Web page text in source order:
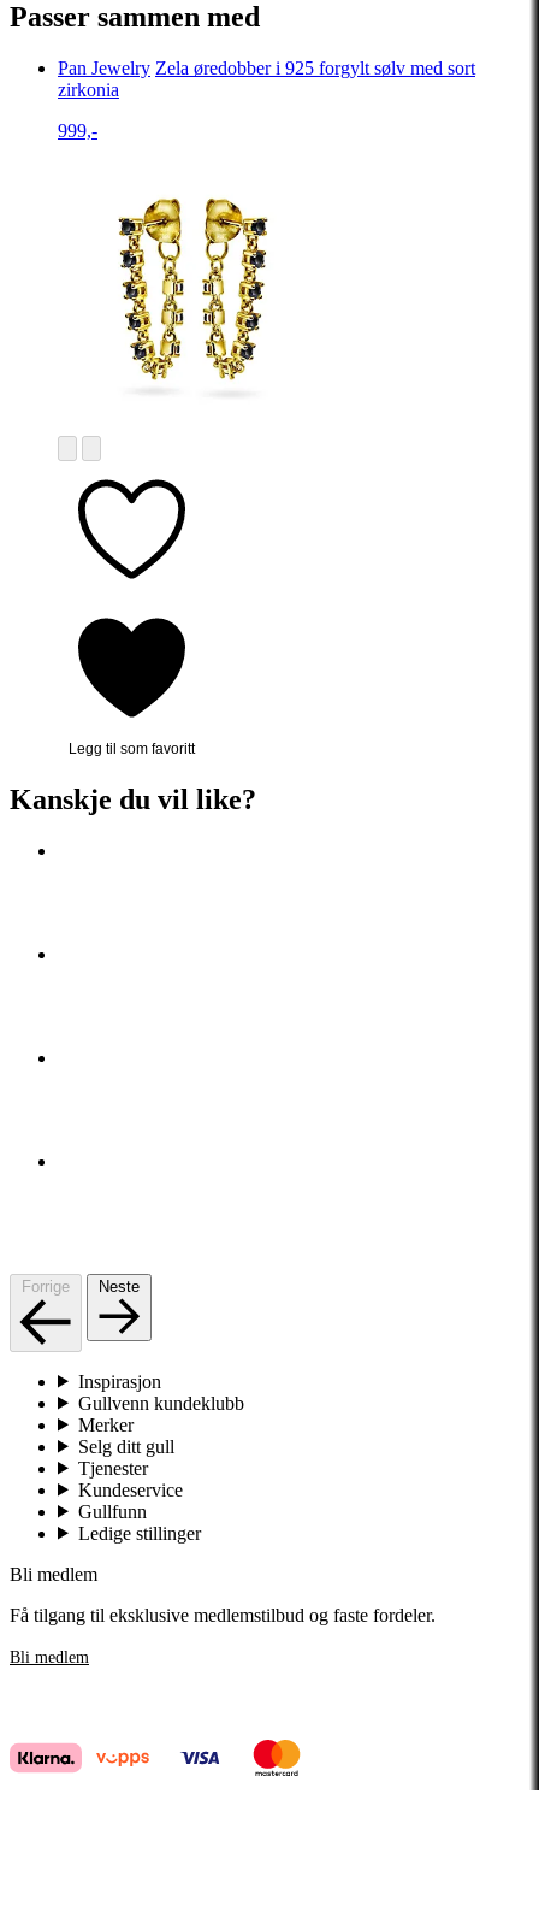
Passer sammen med
Pan Jewelry Zela øredobber i 925 forgylt sølv med sort
zirkonia
999,-
Legg til som favoritt
Kanskje du vil like?
Forrige Neste
Inspirasjon
Gullvenn kundeklubb
Merker
Selg ditt gull
Tjenester
Kundeservice
Gullfunn
Ledige stillinger
Bli medlem
Få tilgang til eksklusive medlemstilbud og faste fordeler.
Bli medlem